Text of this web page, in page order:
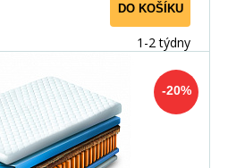
DO KOŠÍKU
1-2 týdny
-20%